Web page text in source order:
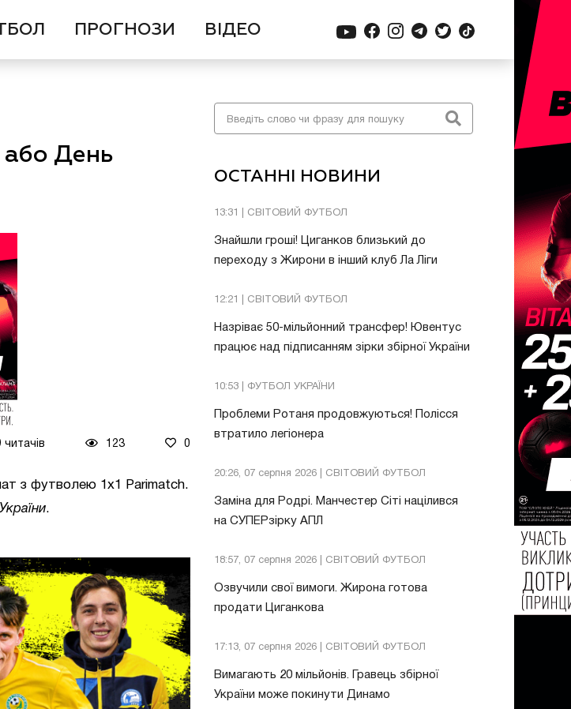
ПРОГНОЗИ ВІДЕО
ОСТАННІ НОВИНИ
13:31 | СВІТОВИЙ ФУТБОЛ
Знайшли гроші! Циганков близький до
переходу з Жирони в інший клуб Ла Ліги
12:21 | СВІТОВИЙ ФУТБОЛ
Назріває 50-мільйонний трансфер! Ювентус
працює над підписанням зірки збірної України
10:53 | ФУТБОЛ УКРАЇНИ
Проблеми Ротаня продовжуються! Полісся
втратило легіонера
20:26, 07 серпня 2026 | СВІТОВИЙ ФУТБОЛ
Заміна для Родрі. Манчестер Сіті націлився
на СУПЕРзірку АПЛ
18:57, 07 серпня 2026 | СВІТОВИЙ ФУТБОЛ
Озвучили свої вимоги. Жирона готова
продати Циганкова
17:13, 07 серпня 2026 | СВІТОВИЙ ФУТБОЛ
Вимагають 20 мільйонів. Гравець збірної
України може покинути Динамо
або День
читачів 123 0
з футволею 1х1 Parimatch.
.